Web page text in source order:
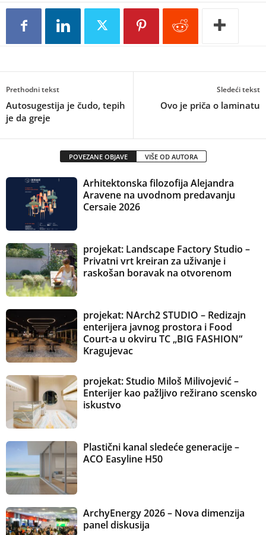
Prethodni tekst
Autosugestija je čudo, tepih
je da greje
Sledeći tekst
Ovo je priča o laminatu
POVEZANE OBJAVE VIŠE OD AUTORA
Arhitektonska filozofija Alejandra
Aravene na uvodnom predavanju
Cersaie 2026
projekat: Landscape Factory Studio –
Privatni vrt kreiran za uživanje i
raskošan boravak na otvorenom
projekat: NArch2 STUDIO – Redizajn
enterijera javnog prostora i Food
Court-a u okviru TC „BIG FASHION“
Kragujevac
projekat: Studio Miloš Milivojević –
Enterijer kao pažljivo režirano scensko
iskustvo
Plastični kanal sledeće generacije –
ACO Easyline H50
ArchyEnergy 2026 – Nova dimenzija
panel diskusija